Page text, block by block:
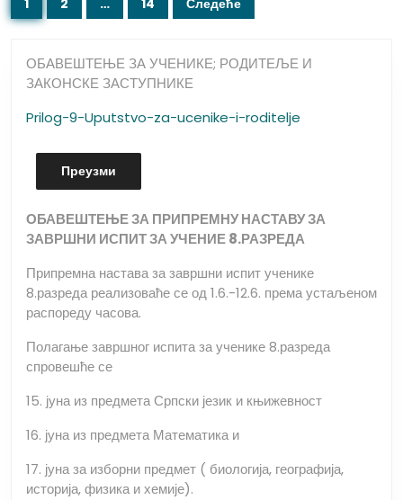
чланака
1 2 … 14 Следеће
ОБАВЕШТЕЊЕ ЗА УЧЕНИКЕ; РОДИТЕЉЕ И
ЗАКОНСКЕ ЗАСТУПНИКЕ
Prilog-9-Uputstvo-za-ucenike-i-roditelje
Преузми
ОБАВЕШТЕЊЕ ЗА ПРИПРЕМНУ НАСТАВУ ЗА
ЗАВРШНИ ИСПИТ ЗА УЧЕНИЕ 8.РАЗРЕДА
Припремна настава за завршни испит ученике
8.разреда реализоваће се од 1.6.-12.6. према устаљеном
распореду часова.
Полагање завршног испита за ученике 8.разреда
спровешће се
15. јуна из предмета Српски језик и књижевност
16. јуна из предмета Математика и
17. јуна за изборни предмет ( биологија, географија,
историја, физика и хемије).